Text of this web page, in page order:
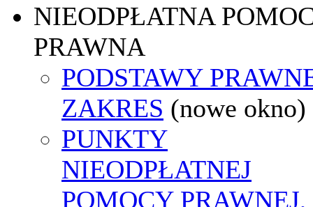
NIEODPŁATNA
PRAWNA
PODSTAWY
ZAKRES (nowe okno)
PUNKTY
NIEODPŁATNEJ
POMOCY PRAWNEJ,